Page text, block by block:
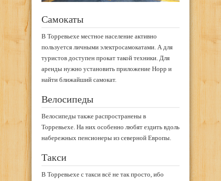
Самокаты
В Торревьехе местное население активно
пользуется личными электросамокатами. А для
туристов доступен прокат такой техники. Для
аренды нужно установить приложение Hopp и
найти ближайший самокат.
Велосипеды
Велосипеды также распространены в
Торревьехе. На них особенно любят ездить вдоль
набережных пенсионеры из северной Европы.
Такси
В Торревьехе с такси всё не так просто, ибо